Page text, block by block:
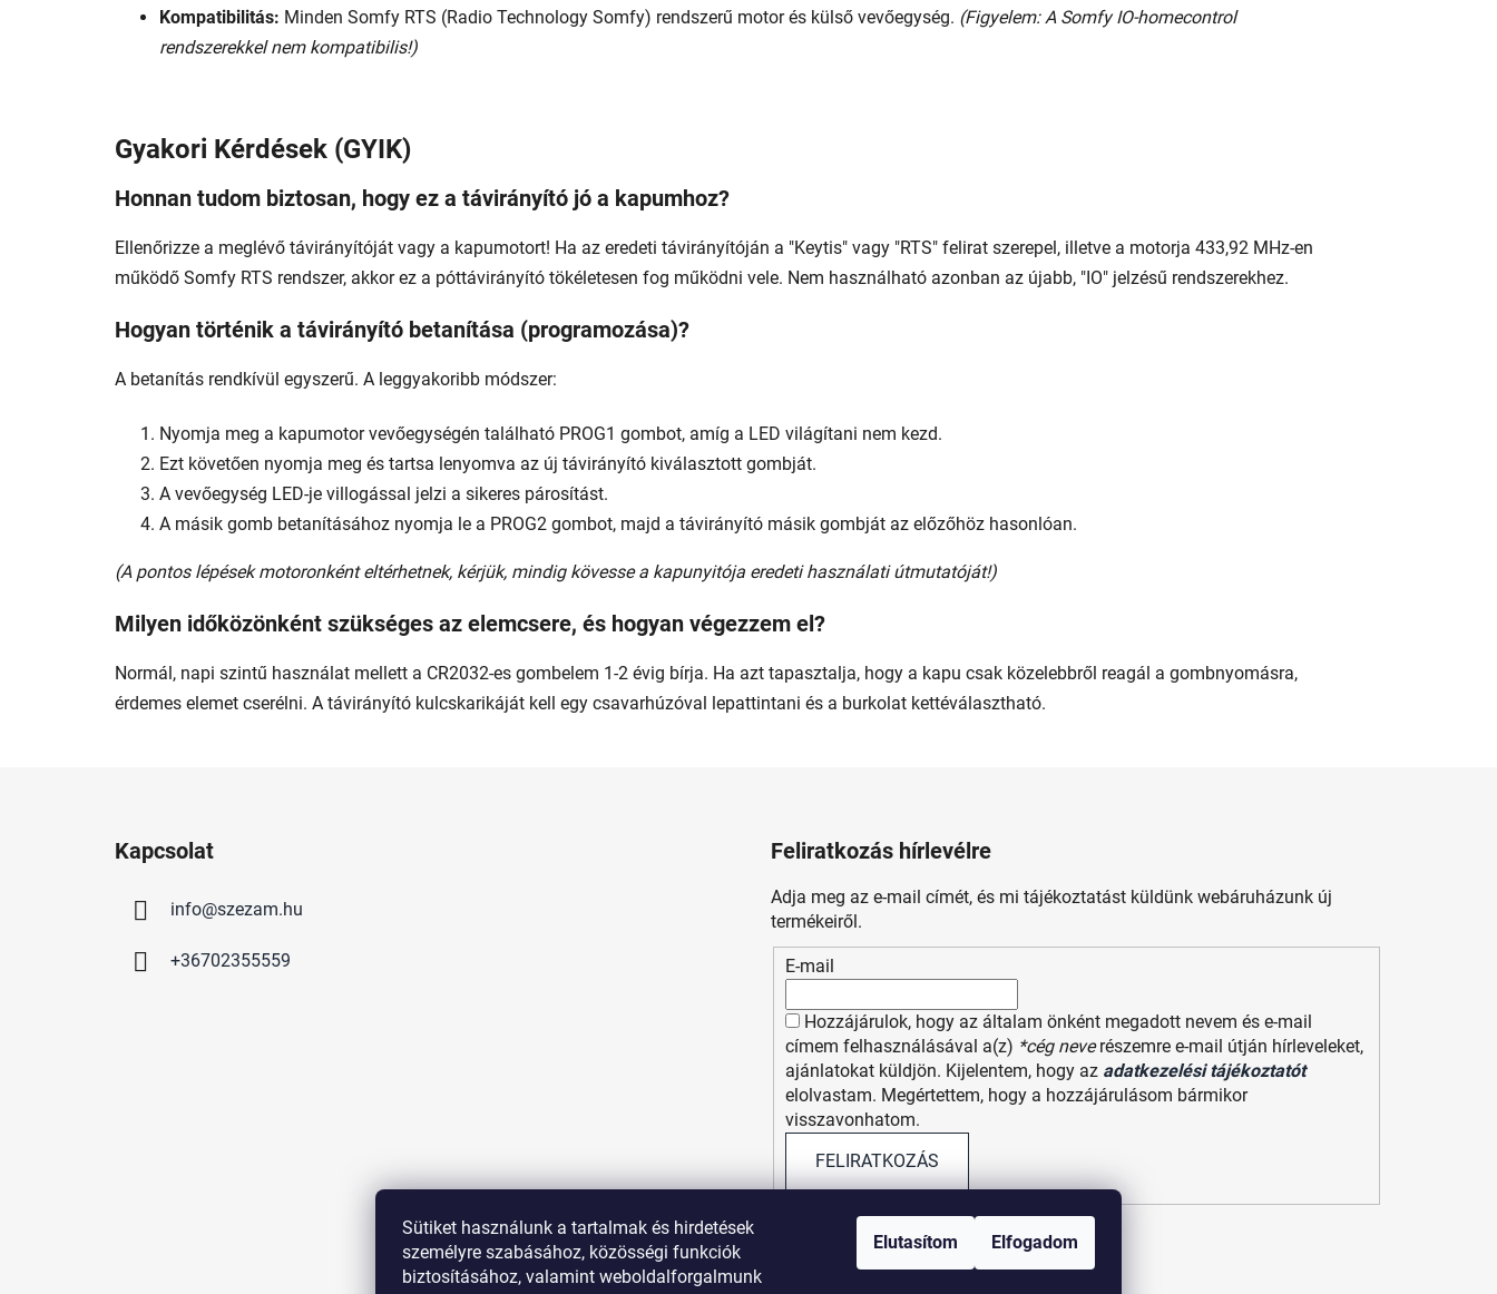
Sütiket használunk a tartalmak és hirdetések
személyre szabásához, közösségi funkciók
biztosításához, valamint weboldalforgalmunk
Elutasítom Elfogadom
Kompatibilitás: Minden Somfy RTS (Radio Technology Somfy) rendszerű motor és külső vevőegység. (Figyelem: A Somfy IO-homecontrol
rendszerekkel nem kompatibilis!)
Gyakori Kérdések (GYIK)
Honnan tudom biztosan, hogy ez a távirányító jó a kapumhoz?
Ellenőrizze a meglévő távirányítóját vagy a kapumotort! Ha az eredeti távirányítóján a "Keytis" vagy "RTS" felirat szerepel, illetve a motorja 433,92 MHz-en
működő Somfy RTS rendszer, akkor ez a póttávirányító tökéletesen fog működni vele. Nem használható azonban az újabb, "IO" jelzésű rendszerekhez.
Hogyan történik a távirányító betanítása (programozása)?
A betanítás rendkívül egyszerű. A leggyakoribb módszer:
Nyomja meg a kapumotor vevőegységén található PROG1 gombot, amíg a LED világítani nem kezd.
Ezt követően nyomja meg és tartsa lenyomva az új távirányító kiválasztott gombját.
A vevőegység LED-je villogással jelzi a sikeres párosítást.
A másik gomb betanításához nyomja le a PROG2 gombot, majd a távirányító másik gombját az előzőhöz hasonlóan.
(A pontos lépések motoronként eltérhetnek, kérjük, mindig kövesse a kapunyitója eredeti használati útmutatóját!)
Milyen időközönként szükséges az elemcsere, és hogyan végezzem el?
Normál, napi szintű használat mellett a CR2032-es gombelem 1-2 évig bírja. Ha azt tapasztalja, hogy a kapu csak közelebbről reagál a gombnyomásra,
érdemes elemet cserélni. A távirányító kulcskarikáját kell egy csavarhúzóval lepattintani és a burkolat kettéválasztható.
Kapcsolat
info@szezam.hu
+36702355559
Feliratkozás hírlevélre
Adja meg az e-mail címét, és mi tájékoztatást küldünk webáruházunk új
termékeiről.
E-mail
Hozzájárulok, hogy az általam önként megadott nevem és e-mail
címem felhasználásával a(z) *cég neverészemre e-mail útján hírleveleket,
ajánlatokat küldjön. Kijelentem, hogy az adatkezelési tájékoztatót
elolvastam. Megértettem, hogy a hozzájárulásom bármikor
visszavonhatom.
FELIRATKOZÁS